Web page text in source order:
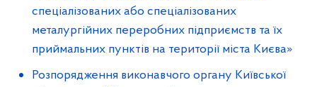
спеціалізованих або спеціалізованих
металургійних переробних підприємств та їх
приймальних пунктів на території міста Києва»
Розпорядження виконавчого органу Київської